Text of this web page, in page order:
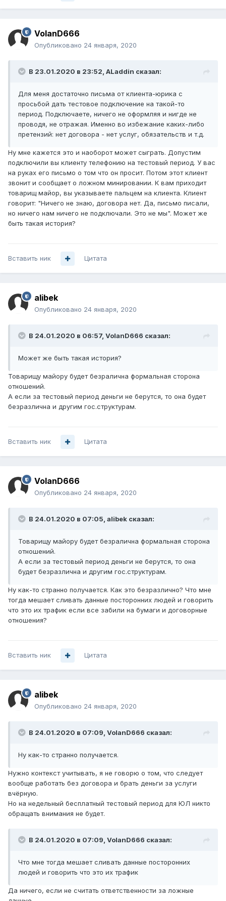
VolanD666
Опубликовано 24 января, 2020
В 23.01.2020 в 23:52, ALaddin сказал:
Для меня достаточно письма от клиента-юрика с
просьбой дать тестовое подключение на такой-то
период. Подключаете, ничего не оформляя и нигде не
проводя, не отражая. Именно во избежание каких-либо
претензий: нет договора - нет услуг, обязательств и т.д.
Ну мне кажется это и наоборот может сыграть. Допустим
подключили вы клиенту телефонию на тестовый период. У вас
на руках его письмо о том что он просит. Потом этот клиент
звонит и сообщает о ложном минировании. К вам приходит
товарищ майор, вы указываете пальцем на клиента. Клиент
говорит: "Ничего не знаю, договора нет. Да, письмо писали,
но ничего нам ничего не подключали. Это не мы". Может же
быть такая история?
Вставить ник Цитата
alibek
Опубликовано 24 января, 2020
В 24.01.2020 в 06:57, VolanD666 сказал:
Может же быть такая история?
Товарищу майору будет безралична формальная сторона
отношений.
А если за тестовый период деньги не берутся, то она будет
безразлична и другим гос.структурам.
Вставить ник Цитата
VolanD666
Опубликовано 24 января, 2020
В 24.01.2020 в 07:05, alibek сказал:
Товарищу майору будет безралична формальная сторона
отношений.
А если за тестовый период деньги не берутся, то она
будет безразлична и другим гос.структурам.
Ну как-то странно получается. Как это безразлично? Что мне
тогда мешает сливать данные посторонних людей и говорить
что это их трафик если все забили на бумаги и договорные
отношения?
Вставить ник Цитата
alibek
Опубликовано 24 января, 2020
В 24.01.2020 в 07:09, VolanD666 сказал:
Ну как-то странно получается.
Нужно контекст учитывать, я не говорю о том, что следует
вообще работать без договора и брать деньги за услуги
вчёрную.
Но на недельный бесплатный тестовый период для ЮЛ никто
обращать внимания не будет.
В 24.01.2020 в 07:09, VolanD666 сказал:
Что мне тогда мешает сливать данные посторонних
людей и говорить что это их трафик
Да ничего, если не считать ответственности за ложные